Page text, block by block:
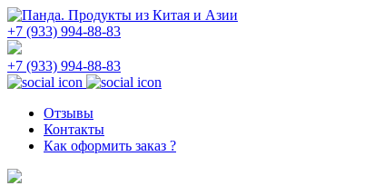
+7 (933) 994-88-83
+7 (933) 994-88-83
Отзывы
Контакты
Как оформить заказ ?